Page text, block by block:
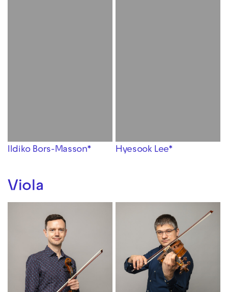
Ildiko Bors-Masson* Hyesook Lee*
Viola